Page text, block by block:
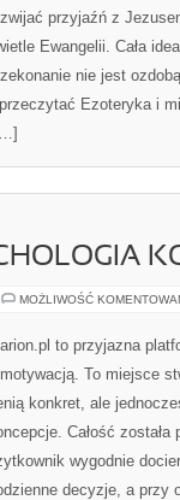
przyjaźń z
Ewangelii. Cała
nie jest
Ezoteryka i
MOŻLIWOŚĆ
to przyjazna
To miejsce
konkret, ale
Całość
wygodnie
decyzje, a przy